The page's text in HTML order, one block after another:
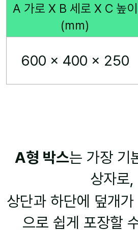
A 가로 X B 세로 X C 높이
(mm)
600 x 400 x 250
A형 박스는 가장 기
상자로,
상단과 하단에 덮개
으로 쉽게 포장할